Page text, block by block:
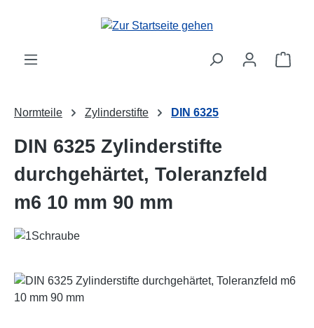
Zum Hauptinhalt springen
Normteile Zylinderstifte DIN 6325
DIN 6325 Zylinderstifte
durchgehärtet, Toleranzfeld
m6 10 mm 90 mm
Bildergalerie überspringen